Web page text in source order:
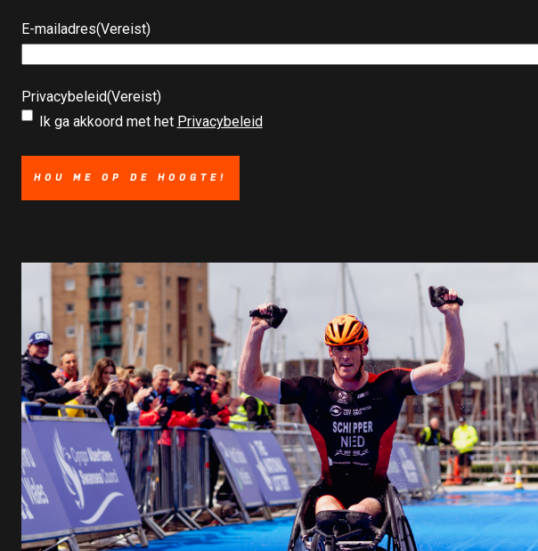
E-mailadres(Vereist)
Privacybeleid(Vereist)
Ik ga akkoord met het Privacybeleid